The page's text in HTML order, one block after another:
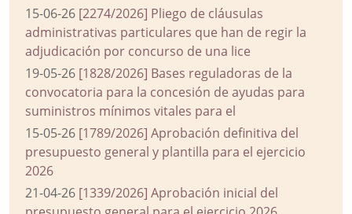
15-06-26 [2274/2026] Pliego de cláusulas
administrativas particulares que han de regir la
adjudicación por concurso de una lice
19-05-26 [1828/2026] Bases reguladoras de la
convocatoria para la concesión de ayudas para
suministros mínimos vitales para el
15-05-26 [1789/2026] Aprobación definitiva del
presupuesto general y plantilla para el ejercicio
2026
21-04-26 [1339/2026] Aprobación inicial del